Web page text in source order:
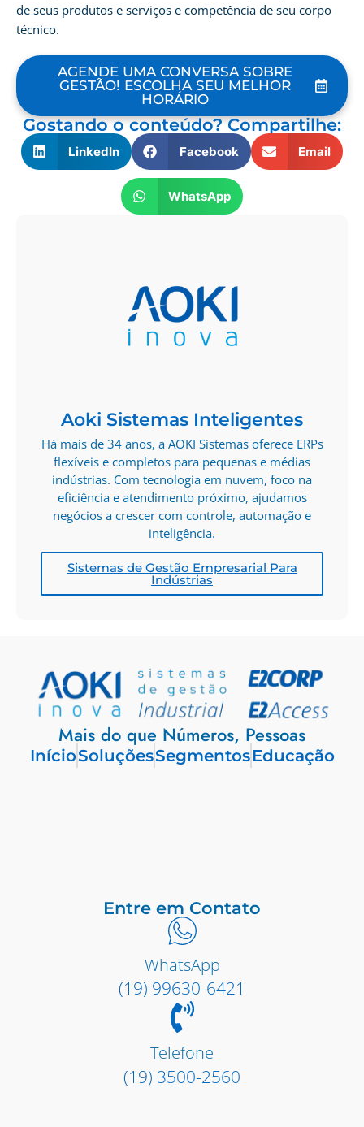
de seus produtos e serviços e competência de seu corpo
técnico.
AGENDE UMA CONVERSA SOBRE
GESTÃO! ESCOLHA SEU MELHOR
HORÁRIO
Gostando o conteúdo? Compartilhe:
LinkedIn Facebook Email
WhatsApp
Aoki Sistemas Inteligentes
Há mais de 34 anos, a AOKI Sistemas oferece ERPs
flexíveis e completos para pequenas e médias
indústrias. Com tecnologia em nuvem, foco na
eficiência e atendimento próximo, ajudamos
negócios a crescer com controle, automação e
inteligência.
Sistemas de Gestão Empresarial Para
Indústrias
Mais do que Números, Pessoas
InícioSoluçõesSegmentosEducação
Entre em Contato
WhatsApp
(19) 99630-6421
Telefone
(19) 3500-2560